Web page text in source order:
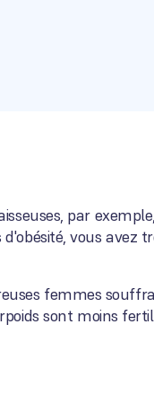
par
vous avez
femmes
sont moins